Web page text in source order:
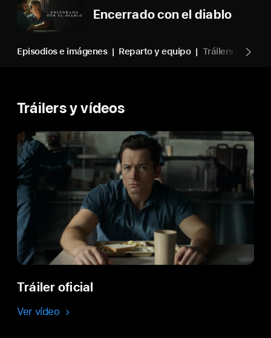
Encerrado con el diablo
Episodios e imágenes Reparto y equipo Tráilers y vídeos
Tráilers y vídeos
Tráiler oficial
Ver vídeo